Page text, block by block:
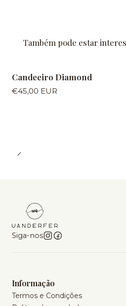
Também pode estar
Candeeiro Diamond
€45,00 EUR
Siga-nos
Informação
Termos e Condições